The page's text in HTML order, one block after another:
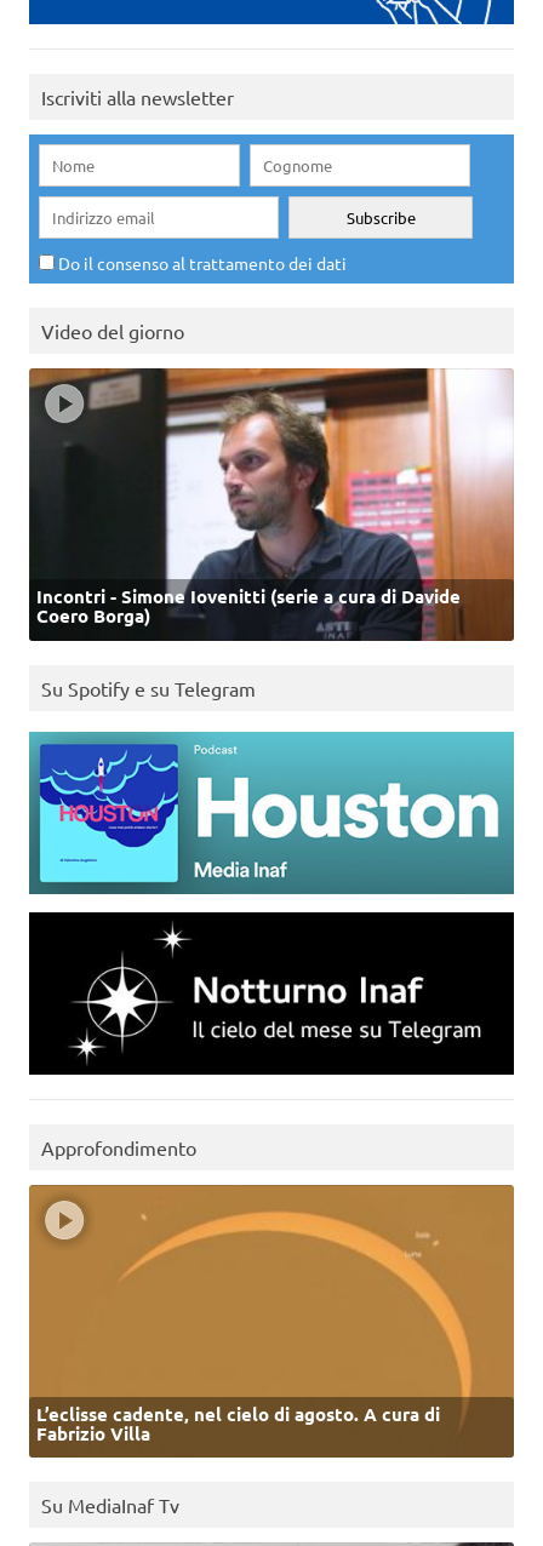
Iscriviti alla newsletter
Do il consenso al trattamento dei dati
Video del giorno
Incontri - Simone Iovenitti (serie a cura di Davide
Coero Borga)
Su Spotify e su Telegram
Approfondimento
L’eclisse cadente, nel cielo di agosto. A cura di
Fabrizio Villa
Su MediaInaf Tv